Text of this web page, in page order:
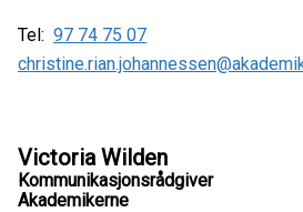
Tel: 97 74 75 07
Victoria Wilden
Kommunikasjonsrådgiver
Akademikerne